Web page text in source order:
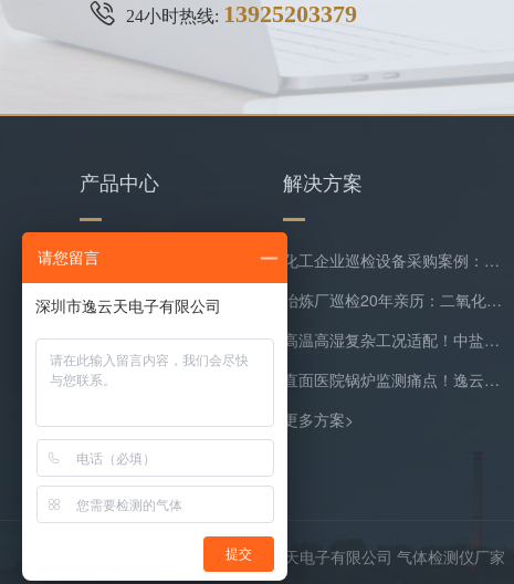
24小时热线: 13925203379
产品中心
水质检测仪
环保类监测仪器
复合气体检测仪
气体在线监测预处理系统
解决方案
化工企业巡检设备采购案例：逸云天MS400系列苯乙烯检测仪+四合一检测仪配套落地
冶炼厂巡检20年亲历：二氧化硫隐形泄漏难察觉，便携式检测报警仪是防线
高温高湿复杂工况适配！中盐常州化工双氧水尾气精准监测方案落地
直面医院锅炉监测痛点！逸云天预处理+在线气体监测实现数据稳定上传
更多方案>
Copyright © 2026 深圳市逸云天电子有限公司 气体检测仪厂家
请您留言
提交